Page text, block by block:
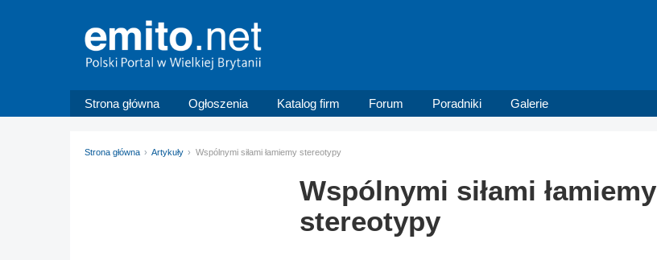
Strona główna Ogłoszenia Katalog firm Forum Poradniki Galerie
Strona główna Artykuły Wspólnymi siłami łamiemy stereotypy
Wspólnymi siłami łamiemy
stereotypy